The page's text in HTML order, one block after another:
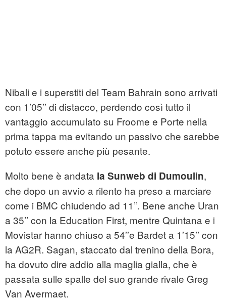
Nibali e i superstiti del Team Bahrain sono arrivati
con 1’05’’ di distacco, perdendo così tutto il
vantaggio accumulato su Froome e Porte nella
prima tappa ma evitando un passivo che sarebbe
potuto essere anche più pesante.
Molto bene è andata la Sunweb di Dumoulin,
che dopo un avvio a rilento ha preso a marciare
come i BMC chiudendo ad 11’’. Bene anche Uran
a 35’’ con la Education First, mentre Quintana e i
Movistar hanno chiuso a 54’’e Bardet a 1’15’’ con
la AG2R. Sagan, staccato dal trenino della Bora,
ha dovuto dire addio alla maglia gialla, che è
passata sulle spalle del suo grande rivale Greg
Van Avermaet.